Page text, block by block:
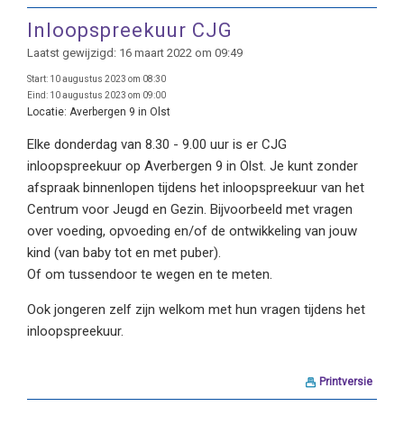
Inloopspreekuur CJG
Laatst gewijzigd: 16 maart 2022 om 09:49
Start: 10 augustus 2023 om 08:30
Eind: 10 augustus 2023 om 09:00
Locatie: Averbergen 9 in Olst
Elke donderdag van 8.30 - 9.00 uur is er CJG
inloopspreekuur op Averbergen 9 in Olst. Je kunt zonder
afspraak binnenlopen tijdens het inloopspreekuur van het
Centrum voor Jeugd en Gezin. Bijvoorbeeld met vragen
over voeding, opvoeding en/of de ontwikkeling van jouw
kind (van baby tot en met puber).
Of om tussendoor te wegen en te meten.
Ook jongeren zelf zijn welkom met hun vragen tijdens het
inloopspreekuur.
Printversie